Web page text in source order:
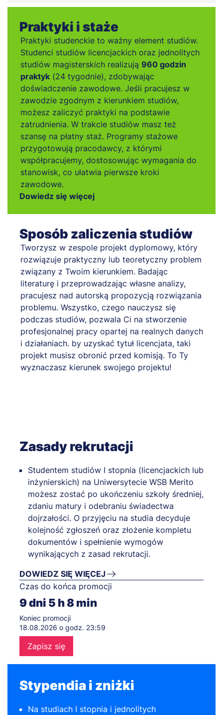
Praktyki i staże
Praktyki studenckie to ważny element studiów.
Studenci studiów licencjackich oraz jednolitych
studiów magisterskich realizują 960 godzin
praktyk (24 tygodnie), zdobywając
doświadczenie zawodowe. Jeśli pracujesz w
zawodzie zgodnym z kierunkiem studiów,
możesz zaliczyć praktyki na podstawie
zatrudnienia. W trakcie studiów masz też
szansę na płatny staż. Programy stażowe
przygotowują pracodawcy, z którymi
współpracujemy, dostosowując wymagania do
stanowisk, co ułatwia pierwsze kroki
zawodowe.
Dowiedz się więcej
Sposób zaliczenia studiów
Tworzysz w zespole projekt dyplomowy, który
rozwiązuje praktyczny lub teoretyczny problem
związany z Twoim kierunkiem. Badając
literaturę i przeprowadzając własne analizy,
pracujesz nad autorską propozycją rozwiązania
problemu. Wszystko, czego nauczysz się
podczas studiów, pozwala Ci na stworzenie
profesjonalnej pracy opartej na realnych danych
i działaniach. by uzyskać tytuł licencjata, taki
projekt musisz obronić przed komisją. To Ty
wyznaczasz kierunek swojego projektu!
Zasady rekrutacji
Studentem studiów I stopnia (licencjackich lub
inżynierskich) na Uniwersytecie WSB Merito
możesz zostać po ukończeniu szkoły średniej,
zdaniu matury i odebraniu świadectwa
dojrzałości. O przyjęciu na studia decyduje
kolejność zgłoszeń oraz złożenie kompletu
dokumentów i spełnienie wymogów
wynikających z zasad rekrutacji.
DOWIEDZ SIĘ WIĘCEJ
Czas do końca promocji
9dni 5 h8min
Koniec promocji
18.08.2026 o godz. 23:59
Zapisz się
Stypendia i zniżki
Na studiach I stopnia i jednolitych